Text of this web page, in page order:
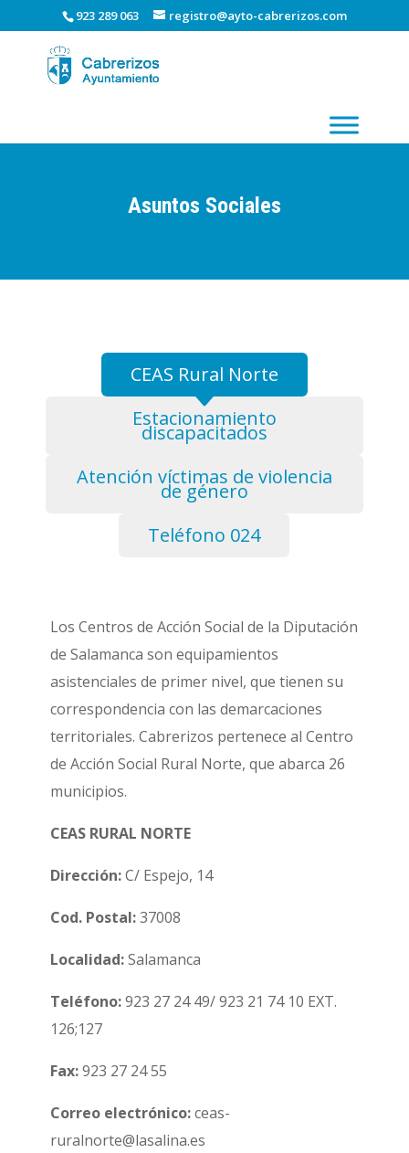
923 289 063 registro@ayto-cabrerizos.com
Asuntos Sociales
CEAS Rural Norte
Estacionamiento
discapacitados
Atención víctimas de violencia
de género
Teléfono 024
Los Centros de Acción Social de la Diputación
de Salamanca son equipamientos
asistenciales de primer nivel, que tienen su
correspondencia con las demarcaciones
territoriales. Cabrerizos pertenece al Centro
de Acción Social Rural Norte, que abarca 26
municipios.
CEAS RURAL NORTE
Dirección:C/ Espejo, 14
Cod. Postal:37008
Localidad:Salamanca
Teléfono:923 27 24 49/ 923 21 74 10 EXT.
126;127
Fax:923 27 24 55
Correo electrónico:ceas-
ruralnorte@lasalina.es